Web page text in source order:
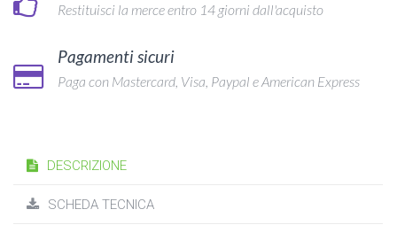
Restituisci la merce entro 14 giorni dall'acquisto
Pagamenti sicuri
Paga con Mastercard, Visa, Paypal e American Express
DESCRIZIONE
SCHEDA TECNICA